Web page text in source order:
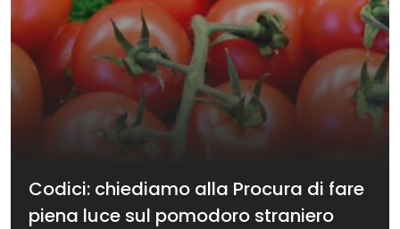
Codici: chiediamo alla Procura di fare
piena luce sul pomodoro straniero